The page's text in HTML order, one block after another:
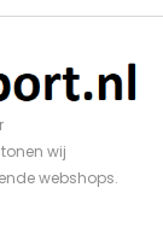
wij
webshops.